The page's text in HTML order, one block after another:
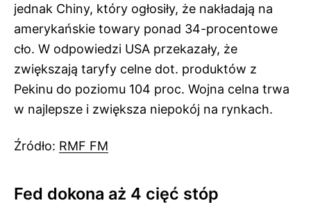
jednak Chiny, który ogłosiły, że nakładają na
amerykańskie towary ponad 34-procentowe
cło. W odpowiedzi USA przekazały, że
zwiększają taryfy celne dot. produktów z
Pekinu do poziomu 104 proc. Wojna celna trwa
w najlepsze i zwiększa niepokój na rynkach.
Źródło: RMF FM
Fed dokona aż 4 cięć stóp